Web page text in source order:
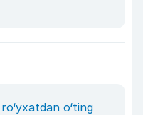
ro‘yxatdan o‘ting